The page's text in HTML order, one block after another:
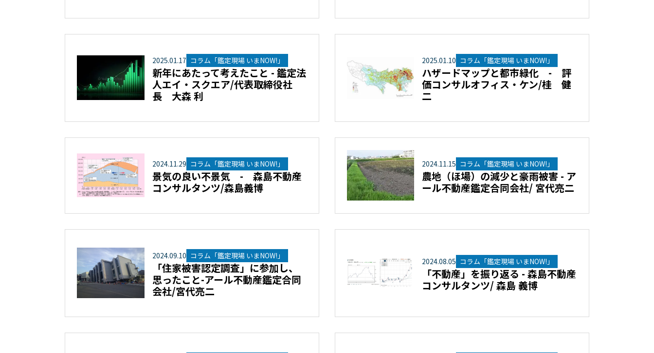
2025.01.17 コラム「鑑定現場 いまNOW!」
新年にあたって考えたこと - 鑑定法
人エイ・スクエア/代表取締役社
長 大森 利
2025.01.10 コラム「鑑定現場 いまNOW!」
ハザードマップと都市緑化 - 評
価コンサルオフィス・ケン/桂 健
二
2024.11.29 コラム「鑑定現場 いまNOW!」
景気の良い不景気 - 森島不動産
コンサルタンツ/森島義博
2024.11.15 コラム「鑑定現場 いまNOW!」
農地（ほ場）の減少と豪雨被害 - ア
ール不動産鑑定合同会社/ 宮代亮二
2024.09.10 コラム「鑑定現場 いまNOW!」
「住家被害認定調査」に参加し、
思ったこと-アール不動産鑑定合同
会社/宮代亮二
2024.08.05 コラム「鑑定現場 いまNOW!」
「不動産」を振り返る - 森島不動産
コンサルタンツ/ 森島 義博